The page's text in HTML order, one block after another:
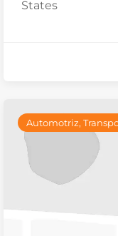
States
Automotriz,